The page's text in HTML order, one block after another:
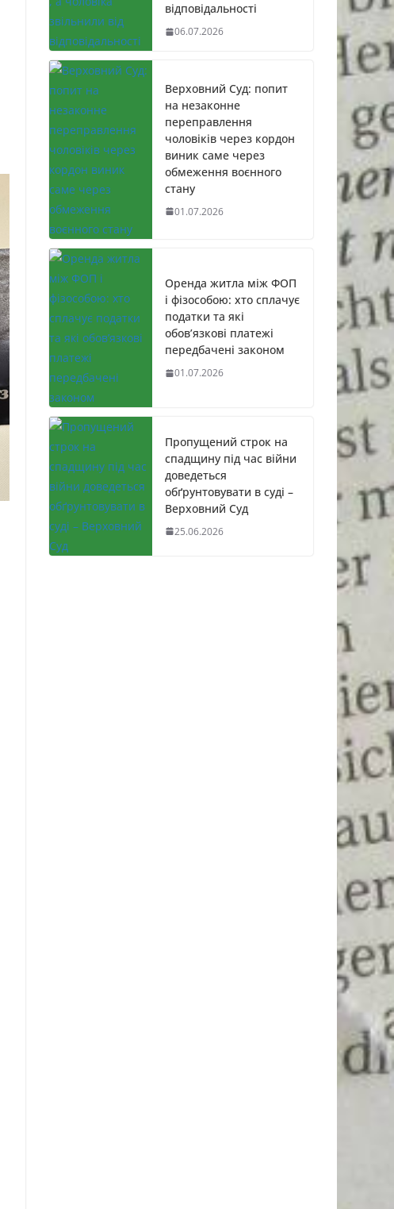
відповідальності
06.07.2026
Верховний Суд: попит
на незаконне
переправлення
чоловіків через кордон
виник саме через
обмеження воєнного
стану
01.07.2026
Оренда житла між ФОП
і фізособою: хто сплачує
податки та які
обов’язкові платежі
передбачені законом
01.07.2026
Пропущений строк на
спадщину під час війни
доведеться
обґрунтовувати в суді –
Верховний Суд
25.06.2026